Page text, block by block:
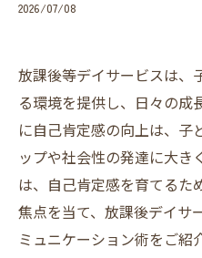
2026/07/08
放課後等デイサービスは、
る環境を提供し、日々の成
に自己肯定感の向上は、子
ップや社会性の発達に大き
は、自己肯定感を育てるた
焦点を当て、放課後デイサ
ミュニケーション術をご紹